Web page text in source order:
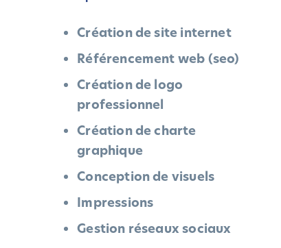
Création de site internet
Référencement web (seo)
Création de logo
professionnel
Création de charte
graphique
Conception de visuels
Impressions
Gestion réseaux sociaux